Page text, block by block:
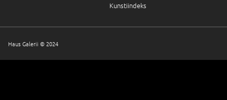
Kunstiindeks
Haus Galerii © 2024